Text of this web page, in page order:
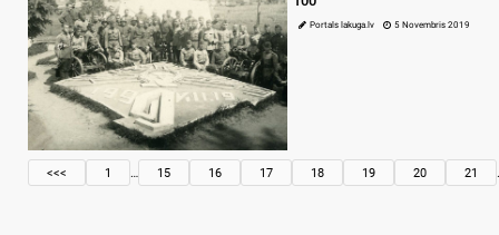
Portals lakuga.lv 5 Novembris 2019
<<< 1 15 16 17 18 19 20 21